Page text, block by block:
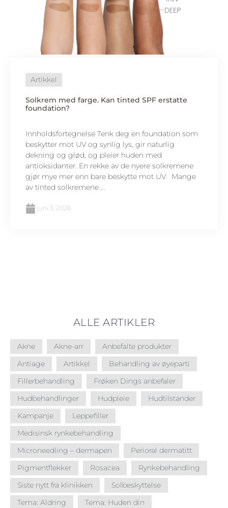
Artikkel
Solkrem med farge. Kan tinted SPF erstatte
foundation?
Innholdsfortegnelse Tenk deg en foundation som
beskytter mot UV og synlig lys, gir naturlig
dekning og glød, og pleier huden med
antioksidanter. En rekke av de nyere solkremene
gjør mye mer enn bare beskytte mot UV. Mange
av tinted solkremene ...
juni 3, 2026
ALLE ARTIKLER
Akne Akne-arr
Anbefalte produkter
Antiage
Artikkel
Behandling av øyeparti
Fillerbehandling
Frøken Dings anbefaler
Hudbehandlinger
Hudpleie
Hudtilstander
Kampanje
Leppefiller
Medisinsk rynkebehandling
Microneedling – dermapen
Perioral dermatitt
Pigmentflekker
Rosacea
Rynkebehandling
Siste nytt fra klinikken
Solbeskyttelse
Tema: Aldring
Tema: Huden din